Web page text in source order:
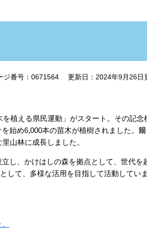
ジ番号：0671564 更新日：2024年9月26日
植える県民運動」がスタート。その記念
始め6,000本の苗木が植樹されました。爾
山林に成長しました。
し、かけはしの森を拠点として、世代を
して、多様な活用を目指して活動していま